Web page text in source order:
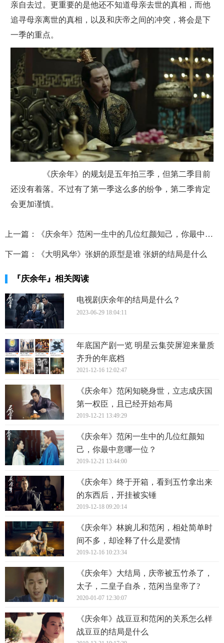
亲自去过。更重要的是他还不知道母亲去世的真相，而他
追寻母亲离世的真相，以及和庆帝之间的冲突，将会是下
一季的重点。
《庆余年》的规划是五年拍三季，但第二季目前
还没有着落。不过有了第一季这么多的纷争，第二季肯定
会更加谨慎。
上一篇： 《庆余年》范闲一生中的几位红颜知己，你最中意哪一位？
下一篇： 《大明风华》张妍的原型是谁 张妍的结局是什么
『庆余年』相关阅读
电视剧庆余年的结局是什么？
2023-06-29 18:04:11
年底国产剧一览 明星云集荧屏迎来量质
齐升的年底档
2021-12-16 12:02:47
《庆余年》范闲知晓身世，立志成庆国
第一权臣，且已经开始布局
2019-12-21 13:49:29
《庆余年》范闲一生中的几位红颜知
己，你最中意哪一位？
2019-12-21 13:44:00
《庆余年》终于开箱，看到五竹拿出来
的东西后，开挂被实锤
2019-12-18 09:20:14
《庆余年》林婉儿和范闲，相处简单时
间不多，却诠释了什么是爱情
2019-12-16 10:23:34
《庆余年》大结局，庆帝被五竹杀了，
太子，二皇子自杀，范闲当皇帝了?
2020-01-07 12:30:07
《庆余年》战豆豆和范闲的关系怎么样
战豆豆的结局是什么